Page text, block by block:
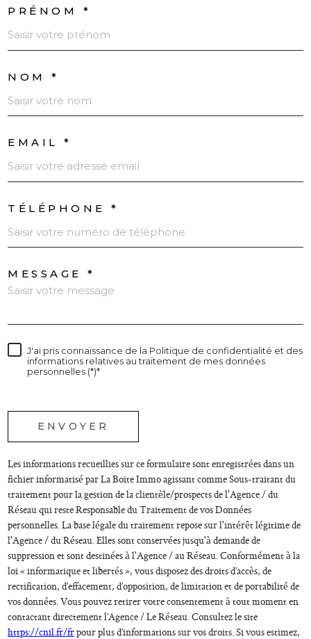
PRÉNOM *
NOM *
EMAIL *
TÉLÉPHONE *
MESSAGE *
J'ai pris connaissance de la Politique de confidentialité et des
informations relatives au traitement de mes données
personnelles (*)*
ENVOYER
Les informations recueillies sur ce formulaire sont enregistrées dans un
fichier informatisé par La Boite Immo agissant comme Sous-traitant du
traitement pour la gestion de la clientèle/prospects de l'Agence / du
Réseau qui reste Responsable du Traitement de vos Données
personnelles. La base légale du traitement repose sur l'intérêt légitime de
l'Agence / du Réseau. Elles sont conservées jusqu'à demande de
suppression et sont destinées à l'Agence / au Réseau. Conformément à la
loi « informatique et libertés », vous disposez des droits d’accès, de
rectification, d’effacement, d’opposition, de limitation et de portabilité de
vos données. Vous pouvez retirer votre consentement à tout moment en
contactant directement l’Agence / Le Réseau. Consultez le site
https://cnil.fr/frpour plus d’informations sur vos droits. Si vous estimez,